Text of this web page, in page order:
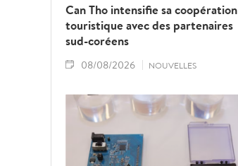
Can Tho intensifie sa coopération
touristique avec des partenaires
sud-coréens
08/08/2026 NOUVELLES